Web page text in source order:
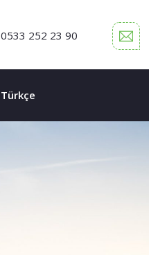
0533 252 23 90
Türkçe